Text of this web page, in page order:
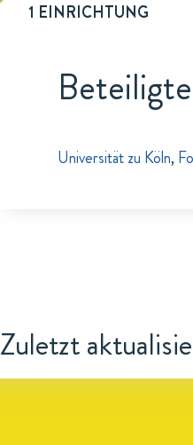
1 EINRICHTUNG
Universität zu Köln,
Zuletzt